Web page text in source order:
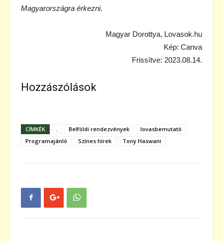
Magyarországra érkezni.
Magyar Dorottya, Lovasok.hu
Kép: Canva
Frissítve: 2023.08.14.
Hozzászólások
CÍMKÉK Belföldi rendezvények
lovasbemutató
Programajánló
Színes hírek Tony Haswani